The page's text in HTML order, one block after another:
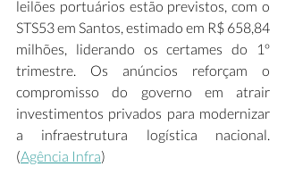
leilões portuários estão previstos, com o
STS53 em Santos, estimado em R$ 658,84
milhões, liderando os certames do 1º
trimestre. Os anúncios reforçam o
compromisso do governo em atrair
investimentos privados para modernizar
a infraestrutura logística nacional.
(Agência Infra)